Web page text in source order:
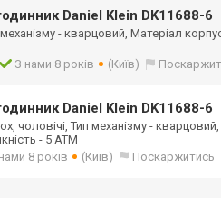
Daniel Klein DK11688-6
механізму - кварцовий, Матеріал
З нами 8 років (Київ)
Daniel Klein DK11688-6
чоловічі, Тип механізму -
- 5 ATM
8 років (Київ) Поскаржитись